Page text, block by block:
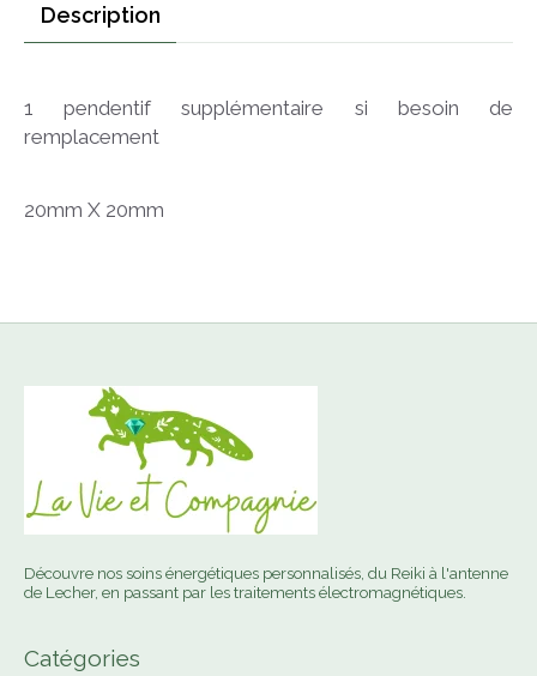
Description
1 pendentif supplémentaire si besoin de
remplacement
20mm X 20mm
Découvre nos soins énergétiques personnalisés, du Reiki à l'antenne
de Lecher, en passant par les traitements électromagnétiques.
Catégories